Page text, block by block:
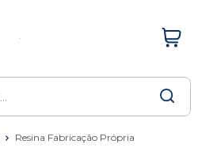
Resina Fabricação Própria